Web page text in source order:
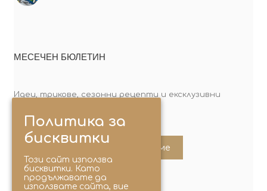
МЕСЕЧЕН БЮЛЕТИН
Идеи, трикове, сезонни рецепти и ексклузивни
Абонирайте ме
Политика за
бисквитки
Този сайт използва
бисквитки. Като
продължавате да
използвате сайта, вие